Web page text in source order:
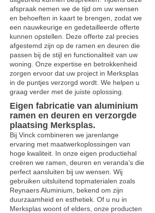
afspraak nemen we de tijd om uw wensen
en behoeften in kaart te brengen, zodat we
een nauwkeurige en gedetailleerde offerte
kunnen opstellen. Deze offerte zal precies
afgestemd zijn op de ramen en deuren die
passen bij de stijl en functionaliteit van uw
woning. Onze expertise en betrokkenheid
zorgen ervoor dat uw project in Merksplas
in de puntjes verzorgd wordt. We helpen u
graag verder met de juiste oplossing.
Eigen fabricatie van aluminium
ramen en deuren en verzorgde
plaatsing Merksplas.
Bij Vinck combineren we jarenlange
ervaring met maatwerkoplossingen van
hoge kwaliteit. In onze eigen productiehal
creëren we ramen, deuren en veranda’s die
perfect aansluiten bij uw wensen. Wij
gebruiken uitsluitend topmaterialen zoals
Reynaers Aluminium, bekend om zijn
duurzaamheid en esthetiek. Of u nu in
Merksplas woont of elders, onze producten